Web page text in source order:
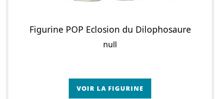
Figurine POP Eclosion du Dilophosaure
null
VOIR LA FIGURINE